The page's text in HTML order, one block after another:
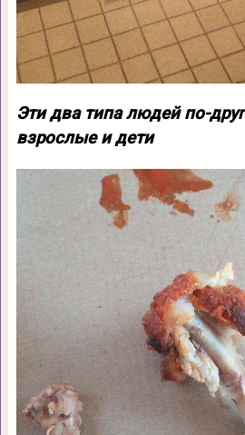
Эти два типа людей по-
взрослые и дети